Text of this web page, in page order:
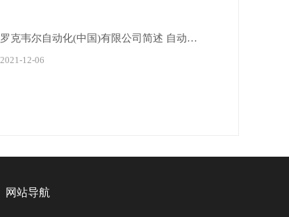
罗克韦尔自动化(中国)有限公司简述 自动化对社会和企业有哪些 ...
2021-12-06
网站导航